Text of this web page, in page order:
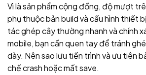
Vì là sản phẩm cộng đồng, độ mượt
phụ thuộc bản build và cấu hình thiết
tác ghép cây thường nhanh và chính
mobile, bạn cần quen tay để tránh
dày. Nên sao lưu tiến trình và ưu tiên
chế crash hoặc mất save.